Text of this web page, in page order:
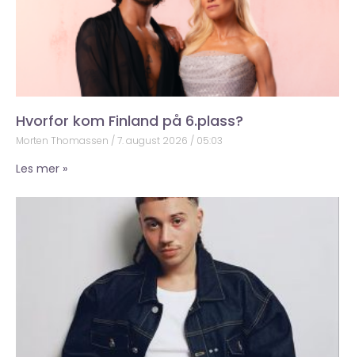
Hvorfor kom Finland på 6.plass?
Morten Thomassen 7. august 2026 05:03
Les mer »